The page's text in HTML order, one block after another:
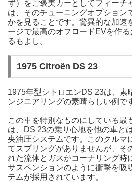
ず）をご褒美カーとしてフィーチ
は、そのチューニングオプション
かを見ることです。驚異的な加速
ージで最高のオフロードEVを作
るもよし。
1975 Citroën DS 23
1975年型シトロエンDS 23は、素
ンジニアリングの素晴らしい例で
この車を特別なものにしている最
は、DS 23の乗り心地を他の車と
央油圧システムです。このクルマ
てスプリングがありませんが、そ
れた流体とガスがコーナリング時
サスペンションのように衝撃を吸
テムが採用されています。